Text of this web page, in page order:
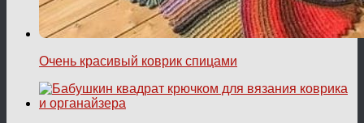
Очень красивый коврик спицами